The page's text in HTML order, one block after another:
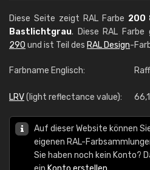
Diese Seite zeigt RAL Farbe 200
Bastlichtgrau. Diese RAL
290 und ist Teil des RAL Design-
Farbname Englisch:
LRV(light reflectance value):
Auf dieser Website können
eigenen RAL-
Sie haben noch kein Konto?